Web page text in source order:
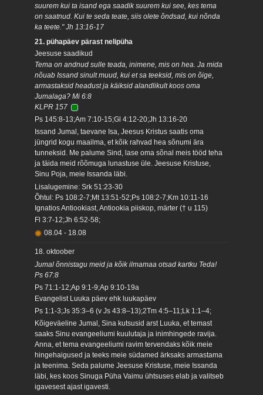
suurem kui ta isand ega saadik suurem kui see, kes tema
on saatnud. Kui te seda teate, siis olete õndsad, kui nõnda
ka teete." Jh 13:16-17
21. pühapäev pärast nelipüha
Jeesuse saadikud
Tema on andnud sulle teada, inimene, mis on hea. Ja mida
nõuab Issand sinult muud, kui et sa teeksid, mis on õige,
armastaksid headust ja käiksid alandlikult koos oma
Jumalaga? Mi 6:8
KLPR 157
Ps 145:8-13;Am 7:10-15;Gl 4:12-20;Jh 13:16-20
Issand Jumal, taevane Isa, Jeesus Kristus saatis oma
jüngrid kogu maailma, et kõik rahvad hea sõnumi ära
tunneksid. Me palume Sind, lase oma sõnal meis tööd teha
ja täida meid rõõmuga lunastuse üle. Jeesuse Kristuse,
Sinu Poja, meie Issanda läbi.
Lisalugemine: Srk 51:23-30
Õhtul: Ps 108:2-7;Mt 13:51-52;Ps 108:2-7;Km 10:11-16
Ignatios Antiookiast, Antiookia piiskop, märter († u 115)
Fl 3:7-12;Jh 6:52-58;
08.04 - 18.08
18. oktoober
Jumal õnnistagu meid ja kõik ilmamaa otsad kartku Teda!
Ps 67:8
Ps 71:1-12;Ap 9:1-9;Ap 9:10-19a
Evangelist Luuka päev ehk luukapäev
Ps 1:1-3;Js 35:3–6 (v Js 43:8–13);2Tm 4:5–11;Lk 1:1–4;
Kõigeväeline Jumal, Sina kutsusid arst Luuka, et temast
saaks Sinu evangeeliumi kuulutaja ja inimhingede ravija.
Anna, et tema evangeeliumi ravim tervendaks kõik meie
hingehaigused ja teeks meie südamed ärksaks armastama
ja teenima. Seda palume Jeesuse Kristuse, meie Issanda
läbi, kes koos Sinuga Püha Vaimu ühtsuses elab ja valitseb
igavesest ajast igavesti.